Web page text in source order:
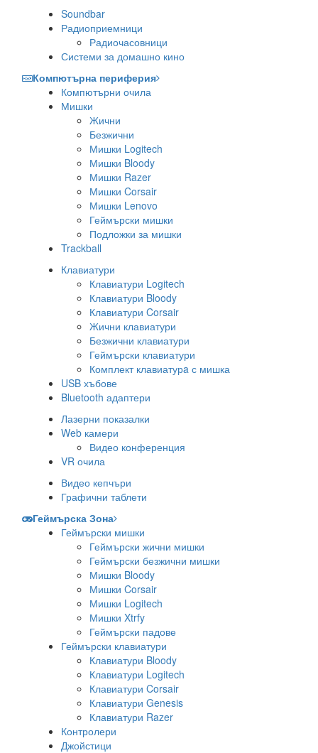
Soundbar
Радиоприемници
Радиочасовници
Системи за домашно кино
Компютърна периферия
Компютърни очила
Мишки
Жични
Безжични
Мишки Logitech
Мишки Bloody
Мишки Razer
Мишки Corsair
Мишки Lenovo
Геймърски мишки
Подложки за мишки
Trackball
Клавиатури
Клавиатури Logitech
Клавиатури Bloody
Клавиатури Corsair
Жични клавиатури
Безжични клавиатури
Геймърски клавиатури
Комплект клавиатурa с мишка
USB хъбове
Bluetooth адаптери
Лазерни показалки
Web камери
Видео конференция
VR очила
Видео кепчъри
Графични таблети
Геймърска Зона
Геймърски мишки
Геймърски жични мишки
Геймърски безжични мишки
Мишки Bloody
Мишки Corsair
Мишки Logitech
Мишки Xtrfy
Геймърски падове
Геймърски клавиатури
Клавиатури Bloody
Клавиатури Logitech
Клавиатури Corsair
Клавиатури Genesis
Клавиатури Razer
Контролери
Джойстици